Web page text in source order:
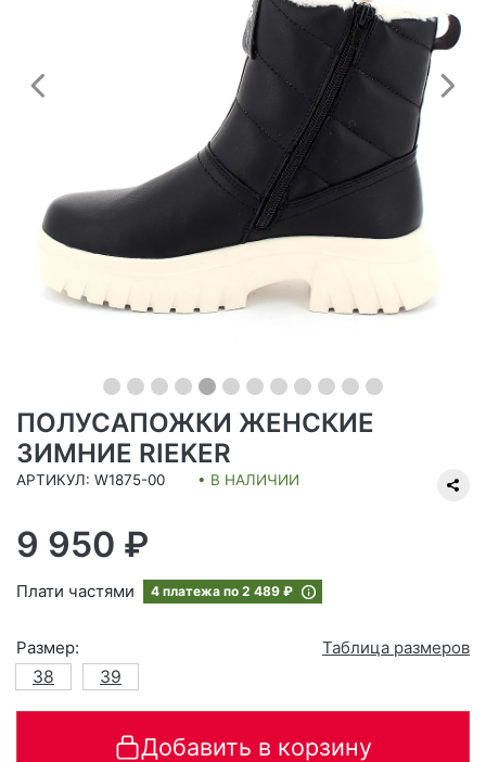
Предыдущий
ПОЛУСАПОЖКИ ЖЕНСКИЕ
ЗИМНИЕ RIEKER
АРТИКУЛ: W1875-00 • В НАЛИЧИИ
9 950 ₽
Плати частями 4 платежа по 2 489 ₽
Размер:
Таблица размеров
38
39
Добавить в корзину